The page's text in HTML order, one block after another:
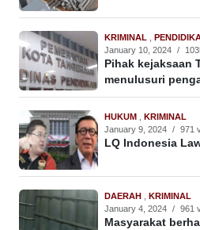
KRIMINAL ,
January 10, 2024 /
Pihak kejaksaan
menulusuri
HUKUM , KRIMINAL
January 9, 2024 / 971
LQ Indonesia
DAERAH , KRIMINAL
January 4, 2024 / 961
Masyarakat